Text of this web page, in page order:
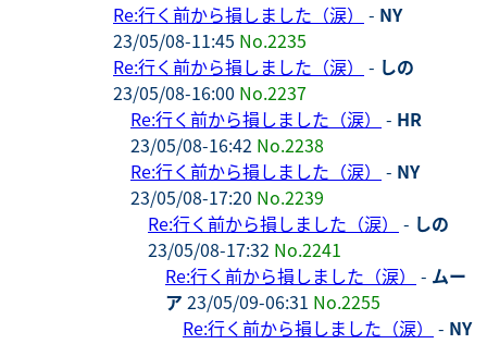
Re:行く前から損しました（涙）
- NY
23/05/08-11:45 No.2235
Re:行く前から損しました（涙）
- しの
23/05/08-16:00 No.2237
Re:行く前から損しました（涙）
- HR
23/05/08-16:42 No.2238
Re:行く前から損しました（涙）
- NY
23/05/08-17:20 No.2239
Re:行く前から損しました（涙）
- しの
23/05/08-17:32 No.2241
Re:行く前から損しました（涙）
- ムー
ア 23/05/09-06:31 No.2255
Re:行く前から損しました（涙）
- NY